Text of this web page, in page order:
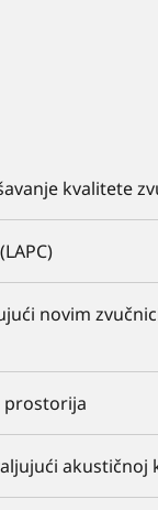
kvalitete
novim
prostorija
akustičnoj